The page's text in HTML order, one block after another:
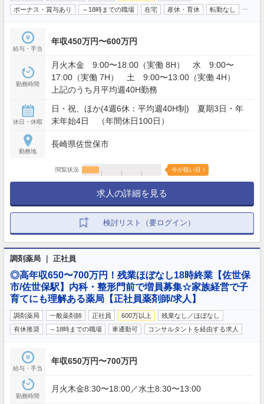
ボーナス・賞与あり
～18時までの職場 在宅 産休・育休 転勤なし
給与・手当
年収450万円〜600万円
勤務時間
月火木金 9:00〜18:00（実働 8H） 水 9:00〜
17:00（実働 7H） 土 9:00〜13:00（実働 4H）
上記のうち月平均週40H勤務
休日・休暇
日・祝、ほか(4週6休：平均週40H制) 夏期3日・年
末年始4日 （年間休日100日）
勤務地
長崎県佐世保市
閲覧状況 今が狙い目！
求人の詳細を見る
検討リスト（要ログイン）
調剤薬局 ｜ 正社員
◎高年収650〜700万円！残業ほぼなし18時終業【佐世保
市/佐世保駅】内科・整形門前で増員募集☆家族経営で子
育てにも理解ある薬局【正社員薬剤師/求人】
調剤薬局 一般薬剤師 正社員 600万以上
残業なし／ほぼなし
有休推奨
～18時までの職場 車通勤可 コンサルタントを経由する求人
給与・手当
年収650万円〜700万円
勤務時間
月火木金8:30〜18:00／水土8:30〜13:00